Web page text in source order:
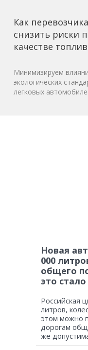
Как
снизить риски
качестве
Минимизируем
экологических
легковых
Новая
000
общего
это
Российская
литров,
этом можно
дорогам
же